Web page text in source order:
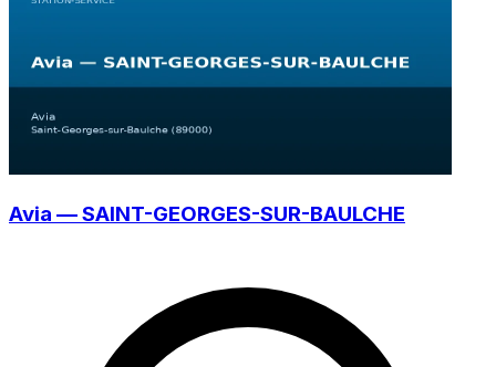
Avia — SAINT-GEORGES-SUR-BAULCHE